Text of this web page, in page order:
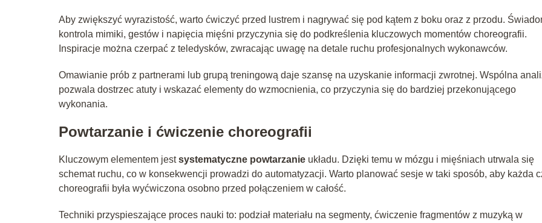
Aby zwiększyć wyrazistość, warto ćwiczyć przed lustrem i nagrywać się pod kątem z boku oraz z przodu.
kontrola mimiki, gestów i napięcia mięśni przyczynia się do podkreślenia kluczowych momentów choreografii.
Inspiracje można czerpać z teledysków, zwracając uwagę na detale ruchu profesjonalnych wykonawców.
Omawianie prób z partnerami lub grupą treningową daje szansę na uzyskanie informacji zwrotnej. Wspólna
pozwala dostrzec atuty i wskazać elementy do wzmocnienia, co przyczynia się do bardziej przekonującego
wykonania.
Powtarzanie i ćwiczenie choreografii
Kluczowym elementem jestsystematyczne powtarzanie układu. Dzięki temu w mózgu i mięśniach utrwala się
schemat ruchu, co w konsekwencji prowadzi do automatyzacji. Warto planować sesje w taki sposób, aby każda
choreografii była wyćwiczona osobno przed połączeniem w całość.
Techniki przyspieszające proces nauki to: podział materiału na segmenty, ćwiczenie fragmentów z muzyką w